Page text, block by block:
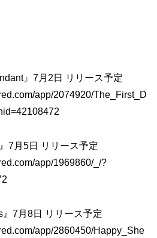
』7月2日 リリース予定
app/2074920/The_First_D
7月5日 リリース予定
app/1969860/_/?
7月8日 リリース予定
app/2860450/Happy_She